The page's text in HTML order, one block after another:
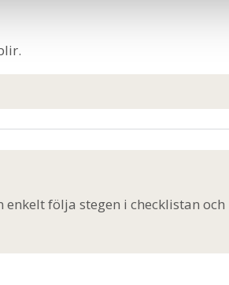
följa stegen i checklistan och